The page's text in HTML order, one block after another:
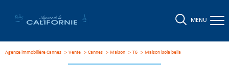
MENU
Agence immobilière Cannes Vente Cannes Maison T6 maison isola bella